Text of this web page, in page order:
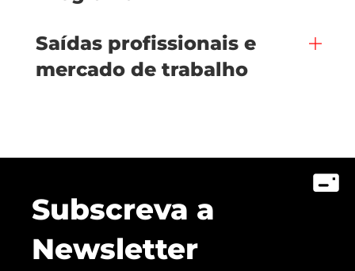
Saídas profissionais e
mercado de trabalho
Subscreva a
Newsletter